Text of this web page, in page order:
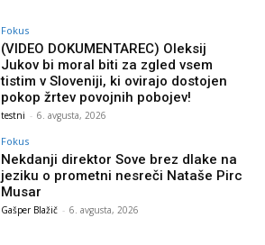
Fokus
(VIDEO DOKUMENTAREC) Oleksij
Jukov bi moral biti za zgled vsem
tistim v Sloveniji, ki ovirajo dostojen
pokop žrtev povojnih pobojev!
testni - 6. avgusta, 2026
Fokus
Nekdanji direktor Sove brez dlake na
jeziku o prometni nesreči Nataše Pirc
Musar
Gašper Blažič - 6. avgusta, 2026